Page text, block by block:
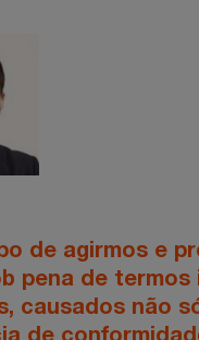
de agirmos e
pena de termos
causados não
de